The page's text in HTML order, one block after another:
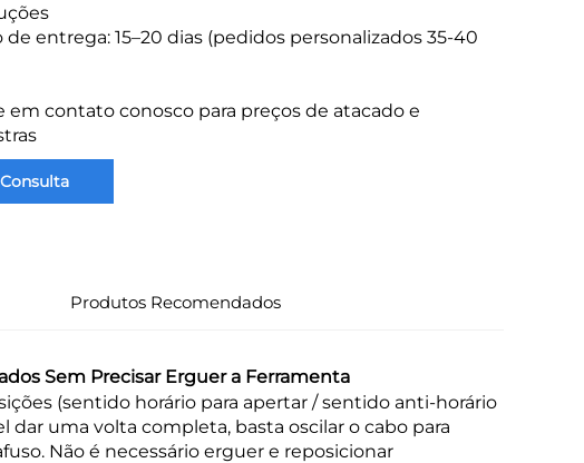
de entrega: 15–20 dias (pedidos personalizados 35-40
em contato conosco para preços de atacado e
Consulta
Produtos Recomendados
Sem Precisar Erguer a Ferramenta
(sentido horário para apertar / sentido anti-horário
dar uma volta completa, basta oscilar o cabo para
Não é necessário erguer e reposicionar